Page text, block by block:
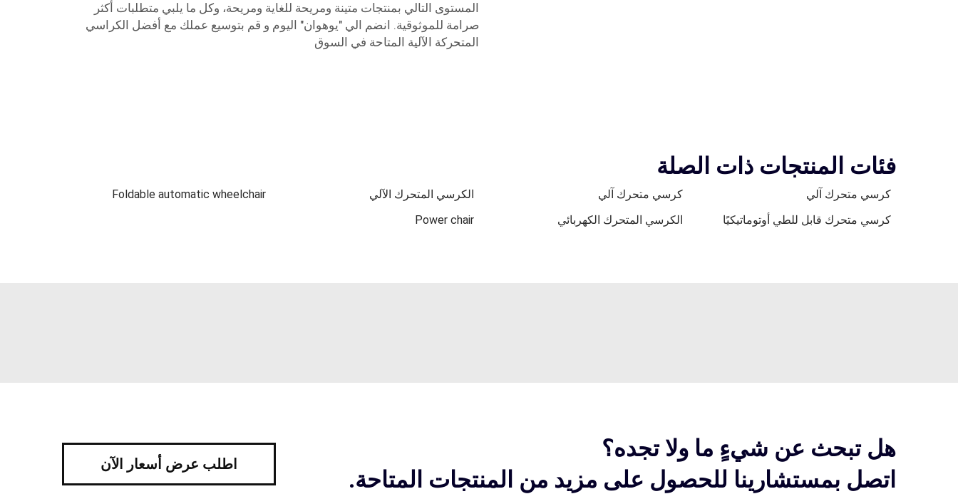
المستوى التالي بمنتجات متينة ومريحة للغاية ومريحة، وكل ما يلبي متطلبات أكثر
صرامة للموثوقية. انضم الي "يوهوان" اليوم و قم بتوسيع عملك مع أفضل الكراسي
المتحركة الآلية المتاحة في السوق
فئات المنتجات ذات الصلة
كرسي متحرك آلي كرسي متحرك آلي الكرسي المتحرك الآلي
Foldable automatic wheelchair
كرسي متحرك قابل للطي أوتوماتيكيًا
الكرسي المتحرك الكهربائي Power chair
هل تبحث عن شيءٍ ما ولا تجده؟
اتصل بمستشارينا للحصول على مزيد من المنتجات المتاحة.
اطلب عرض أسعار الآن